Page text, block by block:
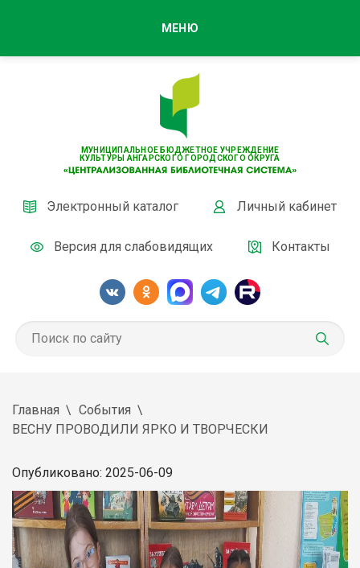
МУНИЦИПАЛЬНОЕ БЮДЖЕТНОЕ УЧРЕЖДЕНИЕ
КУЛЬТУРЫ АНГАРСКОГО ГОРОДСКОГО ОКРУГА
Электронный каталог Личный кабинет
Версия для слабовидящих Контакты
МЕНЮ
Главная
События
ВЕСНУ ПРОВОДИЛИ ЯРКО И ТВОРЧЕСКИ
Опубликовано: 2025-06-09